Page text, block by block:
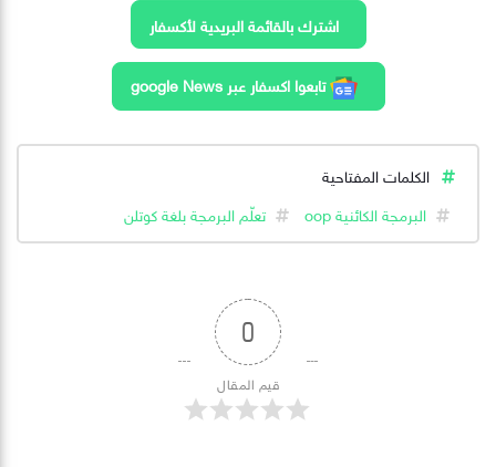
اشترك بالقائمة البريدية لأكسفار
تابعوا اكسفار عبر google News
الكلمات المفتاحية
البرمجة الكائنية oop
تعلّم البرمجة بلغة كوتلن
0
قيم المقال